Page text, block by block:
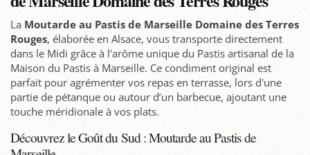
La Moutarde au Pastis de Marseille Domaine des Terres
Rouges, élaborée en Alsace, vous transporte directement
dans le Midi grâce à l'arôme unique du Pastis artisanal de la
Maison du Pastis à Marseille. Ce condiment original est
parfait pour agrémenter vos repas en terrasse, lors d'une
partie de pétanque ou autour d’un barbecue, ajoutant une
touche méridionale à vos plats.
Découvrez le Goût du Sud : Moutarde au Pastis de